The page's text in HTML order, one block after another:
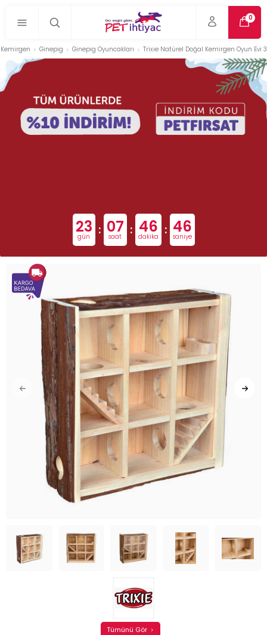
0
Kemirgen Ginepig Ginepig Oyuncakları Trixie Natürel Doğal Kemirgen Oyun Evi
23
gün : 07
saat : 46
dakika : 46
saniye
Tümünü Gör